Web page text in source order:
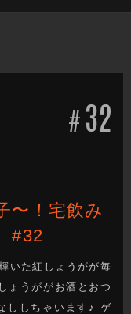
#32
〜！宅飲み
#32
いた紅しょうがが毎
ょうががお酒とおつ
ししちゃいます♪ ゲ